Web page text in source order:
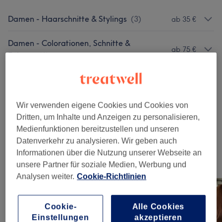
Damen - Haarschnitte & Stylings (3) ab 35 €
Damen - Colorationen, Schnitte &
Föhnen (6)
ab 75 €
Damen - Colorationen & Föhnen (6
Herren - Haarschnitte & Colorationen (2) ab 30 €
Damen - Haarkuren & Pflege (1)
Unsere Arbeit
Bild anklicken für weitere Details
Wir verwenden eigene Cookies und Cookies von
Dritten, um Inhalte und Anzeigen zu personalisieren,
Medienfunktionen bereitzustellen und unseren
Datenverkehr zu analysieren. Wir geben auch
Informationen über die Nutzung unserer Webseite an
unsere Partner für soziale Medien, Werbung und
Analysen weiter. Cookie-Richtlinien
Cookie-
Einstellungen
Alle Cookies
akzeptieren